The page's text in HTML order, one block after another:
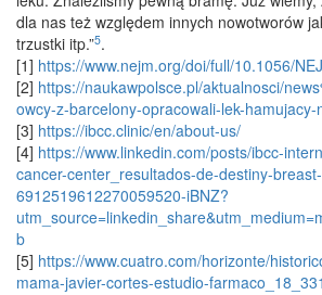
dla nas też względem innych nowotworów
trzustki itp.”5.
[1] https://www.nejm.org/doi/full/10.1056/
[2] https://naukawpolsce.pl/aktualnosci/
owcy-z-barcelony-opracowali-lek-
[3] https://ibcc.clinic/en/about-us/
[4] https://www.linkedin.com/posts/ibcc-
cancer-center_resultados-de-destiny-
6912519612270059520-iBNZ?
b
[5] https://www.cuatro.com/horizonte/
mama-javier-cortes-estudio-